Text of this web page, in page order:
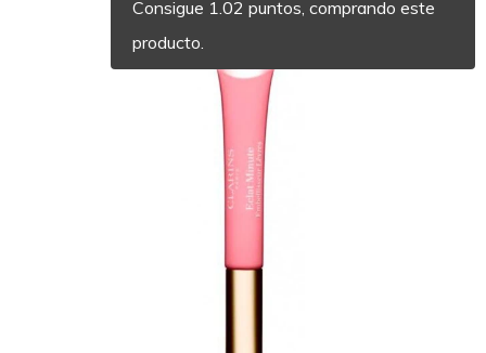
Consigue 1.02 puntos, comprando este
producto.